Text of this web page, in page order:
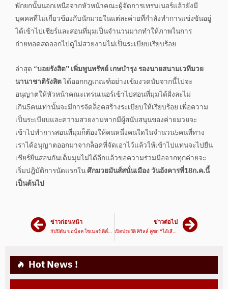
พักยกนั้นนอกเหนือจากหัวหน้าคณะผู้จัดการเทรนเนอร์แล้วยังมี
บุคคลที่ไม่เกี่ยวข้องกับนักมวยในแต่ละค่ายที่กำลังทำการแข่งขันอยู่
ได้เข้าไปเชียร์และสอนที่มุมเป็นจำนวนมากทำให้ภาพในการ
ถ่ายทอดสดออกไปดูไม่สวยงามไม่เป็นระเบียบเรียบร้อย
ล่าสุด “บอยรังสิต” เพิ่มพูนทรัพย์ เกษบำรุงรองนายสนามเวทีมวย
นานาชาติรังสิตได้ออกกฎเกณฑ์อย่างเข้มงวดนับจากนี้ไปจะ
อนุญาตให้หัวหน้าคณะเทรนเนอร์เข้าไปสอนที่มุมได้ฝั่งละไม่
เกิน5คนเท่านั้นจะมีการจัดล็อคสร้างระเบียบให้เรียบร้อย เพื่อความ
เป็นระเบียบและความสวยงามหากมีผู้สนับสนุนของค่ายมวยจะ
เข้าไปทำการสอนที่มุมก็ต้องให้คนหนึ่งคนใดในจำนวน5คนที่ทาง
เราได้อนุญาตออกมาจากล็อคที่จัดเอาไว้แล้วให้เข้าไปแทนจะไปยืน
เชียร์ยืนสอนกันเต็มมุมไม่ได้อีกแล้วขอความร่วมมือจากทุกค่ายจะ
เริ่มปฎิบัติการนัดแรกในศึกมวยมันส์สนั่นเมือง วันอังคารที่18ก.ค.นี้
เป็นต้นไป
ข่าวก่อนหน้า
กัปปิตัน ขอน็อค โซเนอร์ ตีตั๋วรอบรอง
ข่าวต่อไป
เปิดประวัติ คิริลล์ คู่ชก “ไอ้เสือร้ายเมืองจัน”
Hot News !